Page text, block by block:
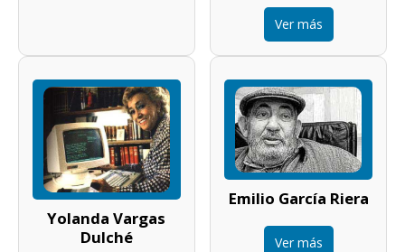
Ver más
Yolanda Vargas
Dulché
Emilio García Riera
Ver más